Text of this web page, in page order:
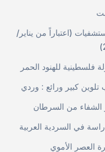
(اعتباراً من يناير/
فلسطينية للهنود الحمر
تلوين كبير ورائع : وردي
الشفاء من السرطان
في السردية العربية
العصر الأموي